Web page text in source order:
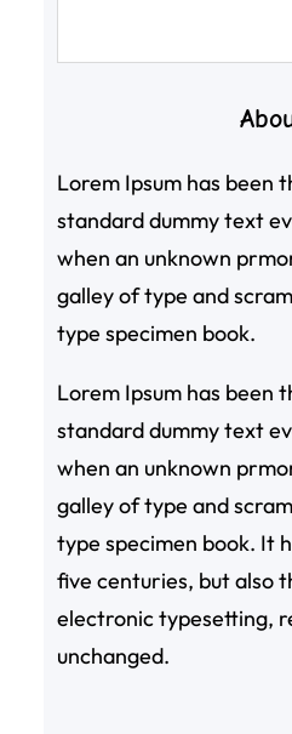
Lorem Ipsum has been
standard dummy text
when an unknown
galley of type and
type specimen book.
Lorem Ipsum has been
standard dummy text
when an unknown
galley of type and
type specimen book. It
five centuries, but also
electronic typesetting,
unchanged.